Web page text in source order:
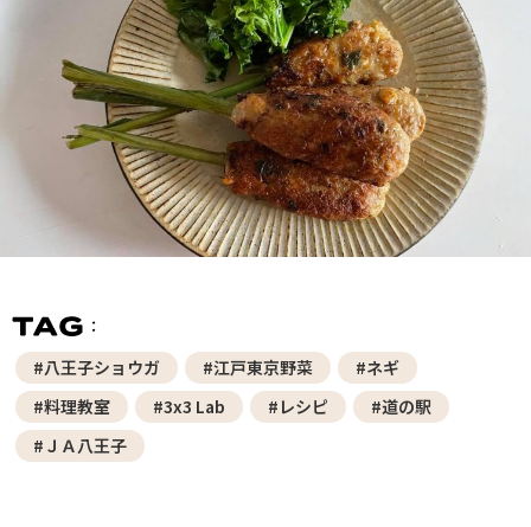
#八王子ショウガ #江戸東京野菜
#ネギ
#料理教室
#3x3 Lab #レシピ
#道の駅
#ＪＡ八王子